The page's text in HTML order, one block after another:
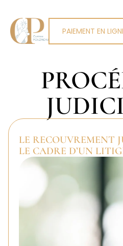
PAIEMENT EN
LE RECOUVREMENT
LE CADRE D’UN